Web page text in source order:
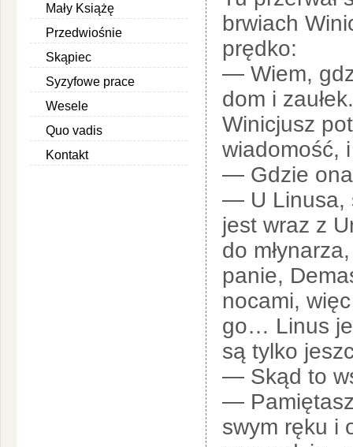
Mały Książę
Przedwiośnie
Skąpiec
Syzyfowe prace
Wesele
Quo vadis
Kontakt
brwiach
prędko:
— Wiem,
dom i zaułek.
Winicjusz
wiadomość, i
— Gdzie
— U Linusa,
jest wraz z
do
panie,
nocami,
go… Linus
są tylko
— Skąd to
—
swym ręku i